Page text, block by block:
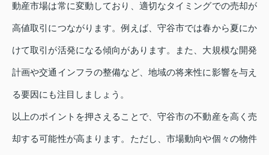
動産市場は常に変動しており、適切なタイミングでの売却が
高値取引につながります。例えば、守谷市では春から夏にか
けて取引が活発になる傾向があります。また、大規模な開発
計画や交通インフラの整備など、地域の将来性に影響を与え
る要因にも注目しましょう。
以上のポイントを押さえることで、守谷市の不動産を高く売
却する可能性が高まります。ただし、市場動向や個々の物件